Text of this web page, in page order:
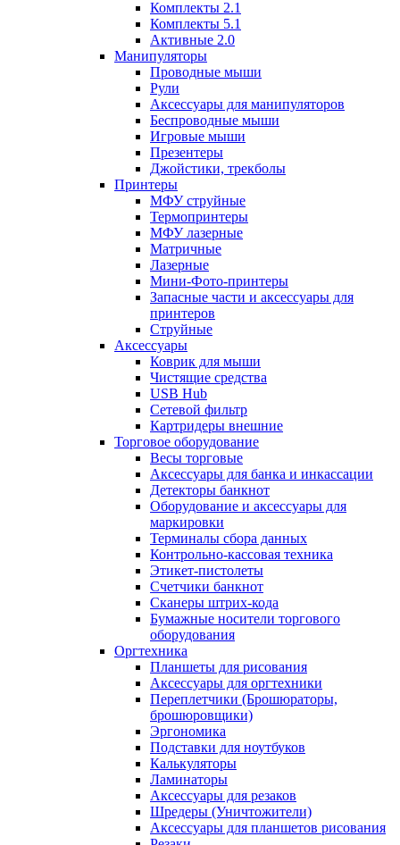
Комплекты 2.1
Комплекты 5.1
Активные 2.0
Манипуляторы
Проводные мыши
Рули
Аксессуары для манипуляторов
Беспроводные мыши
Игровые мыши
Презентеры
Джойстики, трекболы
Принтеры
МФУ струйные
Термопринтеры
МФУ лазерные
Матричные
Лазерные
Мини-Фото-принтеры
Запасные части и аксессуары для
принтеров
Струйные
Аксессуары
Коврик для мыши
Чистящие средства
USB Hub
Сетевой фильтр
Картридеры внешние
Торговое оборудование
Весы торговые
Аксессуары для банка и инкассации
Детекторы банкнот
Оборудование и аксессуары для
маркировки
Терминалы сбора данных
Контрольно-кассовая техника
Этикет-пистолеты
Счетчики банкнот
Сканеры штрих-кода
Бумажные носители торгового
оборудования
Оргтехника
Планшеты для рисования
Аксессуары для оргтехники
Переплетчики (Брошюраторы,
брошюровщики)
Эргономика
Подставки для ноутбуков
Калькуляторы
Ламинаторы
Аксессуары для резаков
Шредеры (Уничтожители)
Аксессуары для планшетов рисования